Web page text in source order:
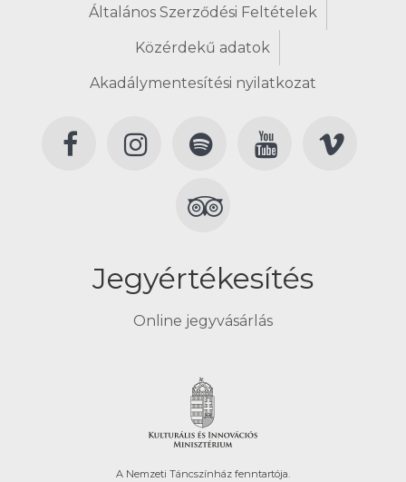
Általános Szerződési Feltételek
Közérdekű adatok
Akadálymentesítési nyilatkozat
Jegyértékesítés
Online jegyvásárlás
A Nemzeti Táncszínház fenntartója.